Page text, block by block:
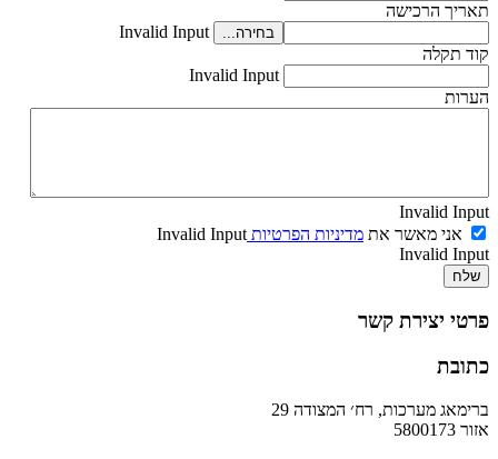
תאריך הרכישה
בחירה...
Invalid Input
קוד תקלה
Invalid Input
הערות
Invalid Input
אני מאשר את מדיניות הפרטיותInvalid Input
Invalid Input
שלח
פרטי יצירת קשר
כתובת
ברימאג מערכות, רח׳ המצודה 29
אזור 5800173